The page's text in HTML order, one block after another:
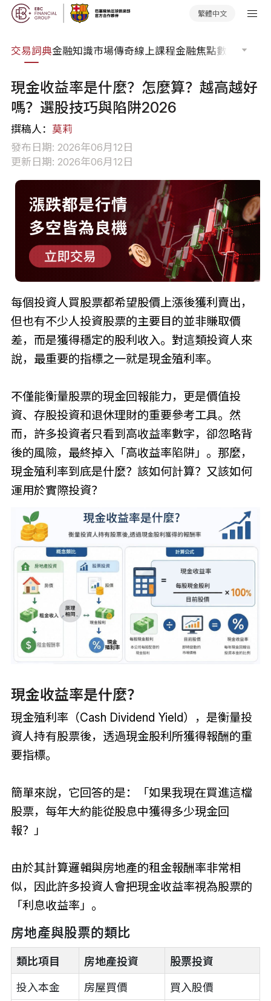
繁體中文
交易詞典金融知識市場傳奇線上課程金融焦點數據報告
現金收益率是什麼？怎麼算？越高越好
嗎？選股技巧與陷阱2026
撰稿人： 莫莉
發布日期: 2026年06月12日
更新日期: 2026年06月12日
每個投資人買股票都希望股價上漲後獲利賣出，
但也有不少人投資股票的主要目的並非賺取價
差，而是獲得穩定的股利收入。對這類投資人來
說，最重要的指標之一就是現金殖利率。
不僅能衡量股票的現金回報能力，更是價值投
資、存股投資和退休理財的重要參考工具。然
而，許多投資者只看到高收益率數字，卻忽略背
後的風險，最終掉入「高收益率陷阱」。那麼，
現金殖利率到底是什麼？該如何計算？又該如何
運用於實際投資？
現金收益率是什麼？
現金殖利率（Cash Dividend Yield），是衡量投
資人持有股票後，透過現金股利所獲得報酬的重
要指標。
簡單來說，它回答的是：「如果我現在買進這檔
股票，每年大約能從股息中獲得多少現金回
報？」
由於其計算邏輯與房地產的租金報酬率非常相
似，因此許多投資人會把現金收益率視為股票的
「利息收益率」。
房地產與股票的類比
類比項目 房地產投資 股票投資
投入本金 房屋買價 買入股價